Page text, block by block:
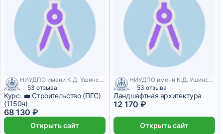
НИУДПО имени К.Д. Ушинского
53 отзыва
Курс: 💼 Строительство (ПГС)
(1150ч)
68 130 ₽
Открыть сайт
НИУДПО имени К.Д. Ушинского
53 отзыва
Ландшафтная архитектура
12 170 ₽
Открыть сайт